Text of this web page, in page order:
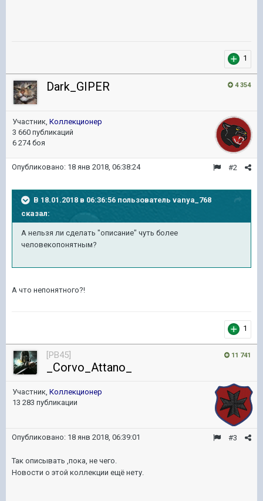
1
4 354
Dark_GIPER
Участник, Коллекционер
3 660 публикаций
6 274 боя
#2
Опубликовано: 18 янв 2018, 06:38:24
В 18.01.2018 в 06:36:56 пользователь vanya_768
сказал:
А нельзя ли сделать "описание" чуть более
человекопонятным?
А что непонятного?!
1
11 741
[PB45]
_Corvo_Attano_
Участник, Коллекционер
13 283 публикации
#3
Опубликовано: 18 янв 2018, 06:39:01
Так описывать ,пока, не чего.
Новости о этой коллекции ещё нету.